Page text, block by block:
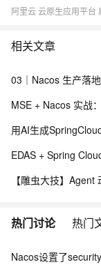
相关文章
03｜Nacos 生产落
MSE + Nacos 实战
用AI生成
EDAS + Spring
热门讨论 热门